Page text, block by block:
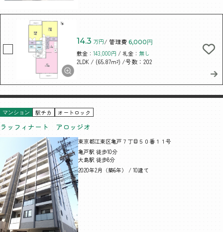
14.3 万円/ 管理費 6,000円
敷金：143,000円 / 礼金： 無し
2LDK / (65.87m²) /号数：202
マンション 駅チカ オートロック
ラッフィナート アロッジオ
東京都江東区亀戸７丁目５０番１１号
亀戸駅 徒歩10分
大島駅 徒歩8分
2020年2月（築6年） / 10建て